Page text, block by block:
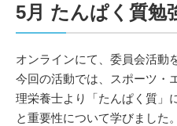
5月 たんぱく質勉
オンラインにて、委員会活動
今回の活動では、スポーツ・
理栄養士より「たんぱく質」
と重要性について学びました。